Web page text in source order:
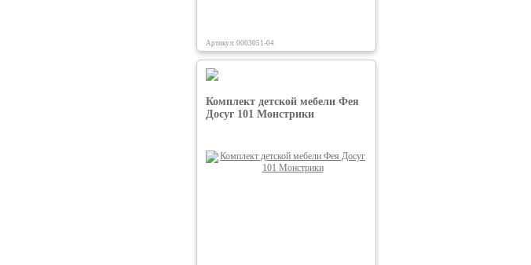
Артикул: 0003051-04
Комплект детской мебели Фея
Досуг 101 Монстрики